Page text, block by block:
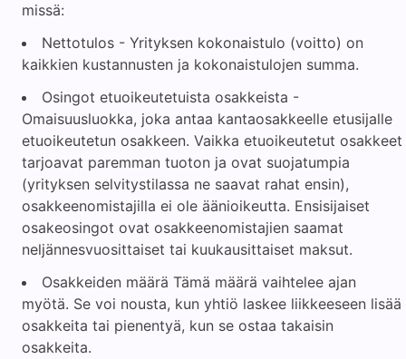
missä:
Nettotulos - Yrityksen kokonaistulo (voitto) on
kaikkien kustannusten ja kokonaistulojen summa.
Osingot etuoikeutetuista osakkeista -
Omaisuusluokka, joka antaa kantaosakkeelle etusijalle
etuoikeutetun osakkeen. Vaikka etuoikeutetut osakkeet
tarjoavat paremman tuoton ja ovat suojatumpia
(yrityksen selvitystilassa ne saavat rahat ensin),
osakkeenomistajilla ei ole äänioikeutta. Ensisijaiset
osakeosingot ovat osakkeenomistajien saamat
neljännesvuosittaiset tai kuukausittaiset maksut.
Osakkeiden määrä Tämä määrä vaihtelee ajan
myötä. Se voi nousta, kun yhtiö laskee liikkeeseen lisää
osakkeita tai pienentyä, kun se ostaa takaisin
osakkeita.